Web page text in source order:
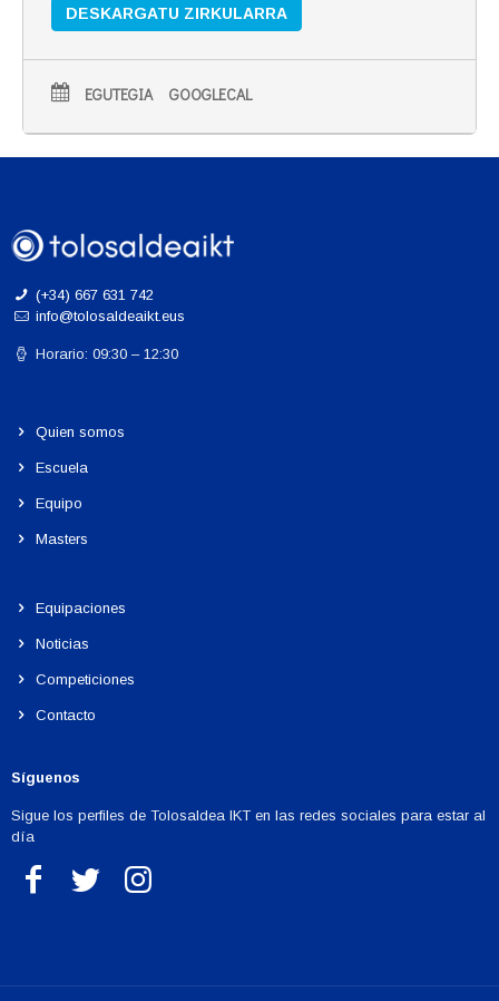
DESKARGATU ZIRKULARRA
EGUTEGIA GOOGLECAL
(+34) 667 631 742
info@tolosaldeaikt.eus
Horario: 09:30 – 12:30
Quien somos
Escuela
Equipo
Masters
Equipaciones
Noticias
Competiciones
Contacto
Síguenos
Sigue los perfiles de Tolosaldea IKT en las redes sociales para estar al
día